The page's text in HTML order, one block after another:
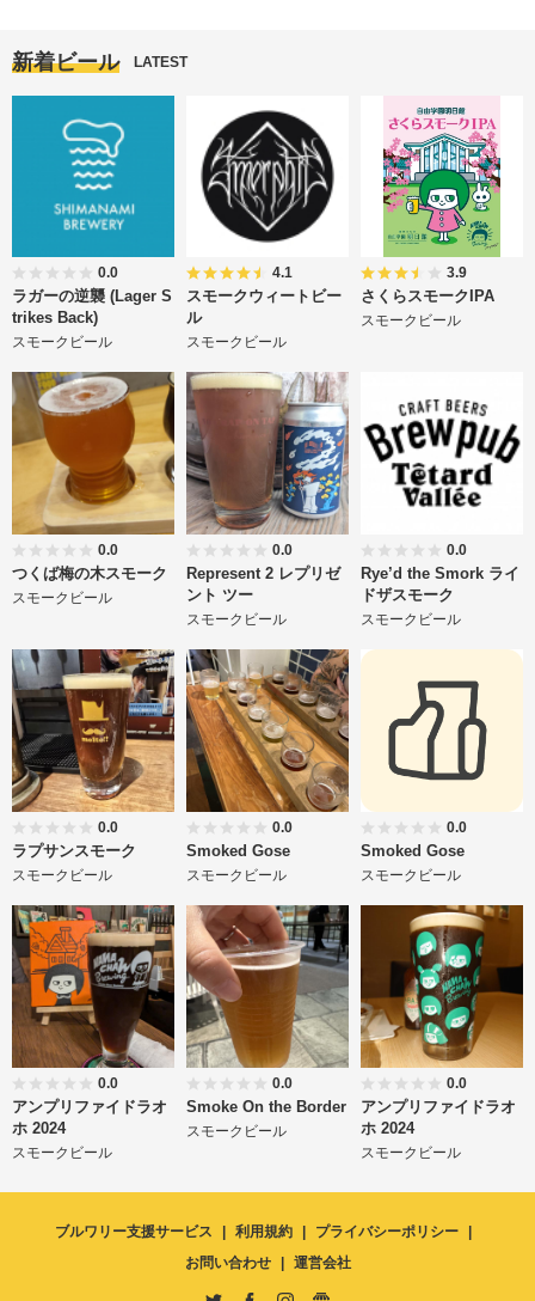
新着ビール LATEST
0.0
ラガーの逆襲 (Lager S
trikes Back)
スモークビール
4.1
スモークウィートビー
ル
スモークビール
3.9
さくらスモークIPA
スモークビール
0.0
つくば梅の木スモーク
スモークビール
0.0
Represent 2 レプリゼ
ント ツー
スモークビール
0.0
Rye’d the Smork ライ
ドザスモーク
スモークビール
0.0
ラプサンスモーク
スモークビール
0.0
Smoked Gose
スモークビール
0.0
Smoked Gose
スモークビール
0.0
アンプリファイドラオ
ホ 2024
スモークビール
0.0
Smoke On the Border
スモークビール
0.0
アンプリファイドラオ
ホ 2024
スモークビール
ブルワリー支援サービス 利用規約
プライバシーポリシー
お問い合わせ
運営会社